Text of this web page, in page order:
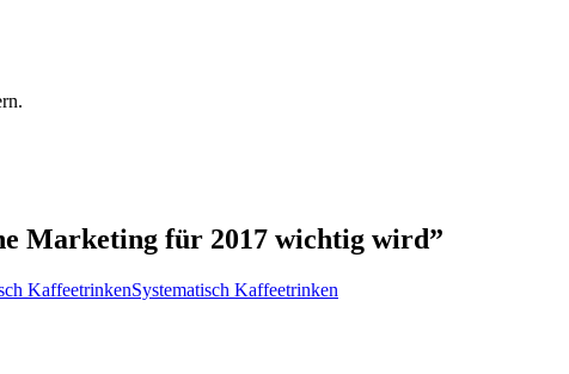
Marketing für 2017 wichtig wird”
KaffeetrinkenSystematisch Kaffeetrinken